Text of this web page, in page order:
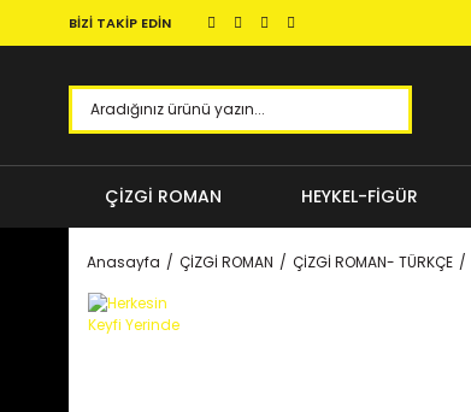
BİZİ TAKİP EDİN
ÇİZGİ ROMAN HEYKEL-FİGÜR
Anasayfa ÇİZGİ ROMAN ÇİZGİ ROMAN- TÜRKÇE